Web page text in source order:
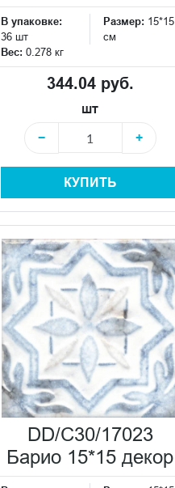
В упаковке:
36 шт
Размер: 15*15
см
Вес: 0.278 кг
344.04 руб.
шт
−
+
КУПИТЬ
DD/C30/17023
Барио 15*15 декор